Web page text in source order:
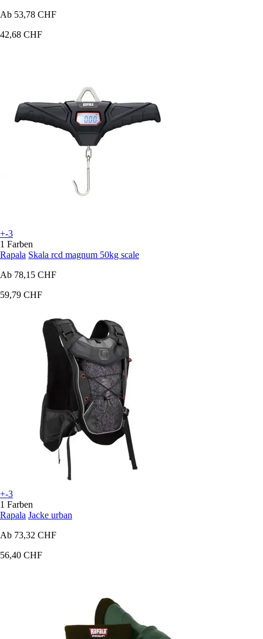
Ab 53,78 CHF
42,68 CHF
+-3
1 Farben
Rapala Skala rcd magnum 50kg scale
Ab 78,15 CHF
59,79 CHF
+-3
1 Farben
Rapala Jacke urban
Ab 73,32 CHF
56,40 CHF